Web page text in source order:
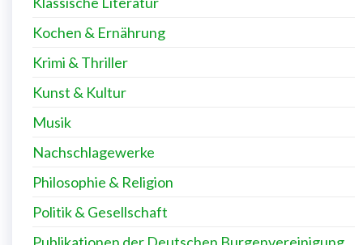
Geschichte
Humor
Kinder & Jugend
Klassische Literatur
Kochen & Ernährung
Krimi & Thriller
Kunst & Kultur
Musik